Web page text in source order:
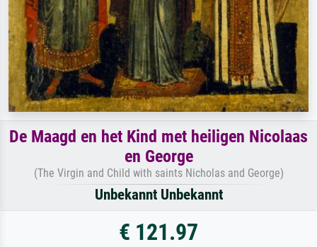
De Maagd en het Kind met heiligen Nicolaas
en George
(The Virgin and Child with saints Nicholas and George)
Unbekannt Unbekannt
€ 121.97